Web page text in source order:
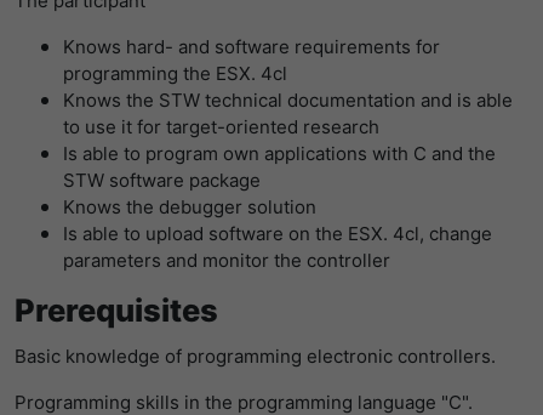
Knows hard- and software requirements for
programming the ESX. 4cl
Knows the STW technical documentation and is able
to use it for target-oriented research
Is able to program own applications with C and the
STW software package
Knows the debugger solution
Is able to upload software on the ESX. 4cl, change
parameters and monitor the controller
Prerequisites
Basic knowledge of programming electronic controllers.
Programming skills in the programming language "C".
目的
注册一个唯一的ID，用于生成访问者如何使
用网站的统计数据。
名字 _gat
提供者 谷歌
目的
度，并将数据收集限制在流量较高的网站
上。
Diese Cookies werden benötigt, um Stellenanzeigen des
Empfehlungsbundes direkt auf unserer Website
anzuzeigen. Ohne diese Einbindung können die
Jobangebote nicht dargestellt werden.
名字 _bms_session
提供者 Empfehlungsbund
1 Jahr
Wird von Empfehlungsbund.de gesetzt,
um die Session des Besuchers für
Bewerbungs- und
显示cookie信息
LinkedIn/Marketing
Das LinkedIn Insight Tag wird verwendet, um Besuche und
Aktionen auf unserer Website nachzuverfolgen. Die Daten
helfen uns, die Wirksamkeit von Werbekampagnen zu
messen und interessenbasierte Werbung auf LinkedIn
anzuzeigen.
名字 li_gc 显示cookie信息